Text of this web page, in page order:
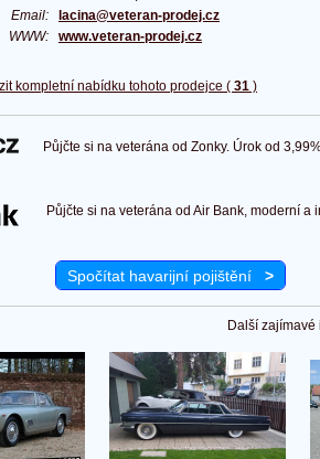
Email:
lacina@veteran-prodej.cz
WWW: www.veteran-prodej.cz
kompletní nabídku tohoto prodejce ( 31 )
Půjčte si na veterána od Zonky. Úrok od
Půjčte si na veterána od Air Bank, moderní a
Spočítat havarijní pojištění >
Další zajímavé